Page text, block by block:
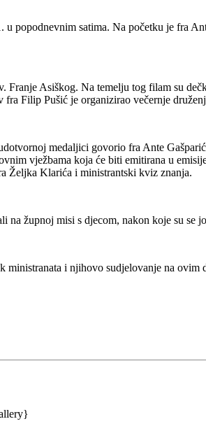
u popodnevnim satima. Na početku je fra
Franje Asiškog. Na temelju tog filam su
Filip Pušić je organizirao večernje
medaljici govorio fra Ante
vježbama koja će biti emitirana u
Željka Klarića i ministrantski kviz znanja.
na župnoj misi s djecom, nakon koje su se
ministranata i njihovo sudjelovanje na ovim